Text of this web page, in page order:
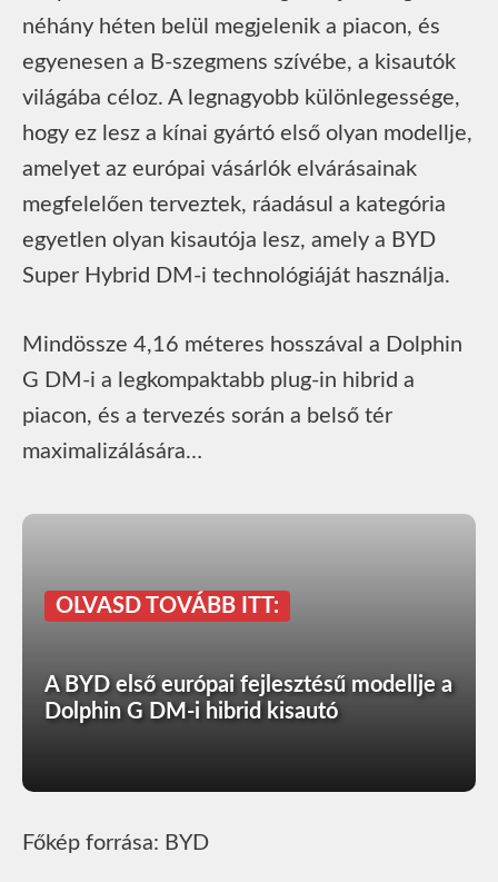
néhány héten belül megjelenik a piacon, és
egyenesen a B-szegmens szívébe, a kisautók
világába céloz. A legnagyobb különlegessége,
hogy ez lesz a kínai gyártó első olyan modellje,
amelyet az európai vásárlók elvárásainak
megfelelően terveztek, ráadásul a kategória
egyetlen olyan kisautója lesz, amely a BYD
Super Hybrid DM-i technológiáját használja.
Mindössze 4,16 méteres hosszával a Dolphin
G DM-i a legkompaktabb plug-in hibrid a
piacon, és a tervezés során a belső tér
maximalizálására…
OLVASD TOVÁBB ITT:
A BYD első európai fejlesztésű modellje a
Dolphin G DM-i hibrid kisautó
Főkép forrása: BYD